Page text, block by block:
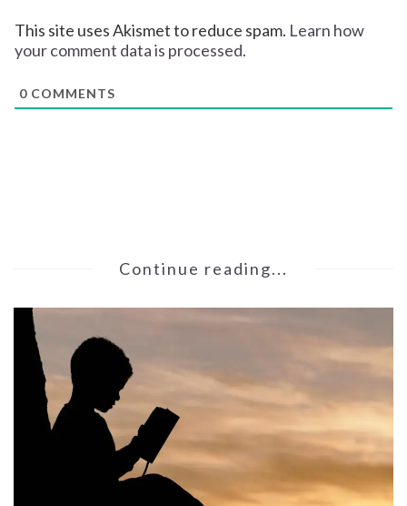
This site uses Akismet to reduce spam. Learn how
your comment data is processed.
0 COMMENTS
Continue reading...